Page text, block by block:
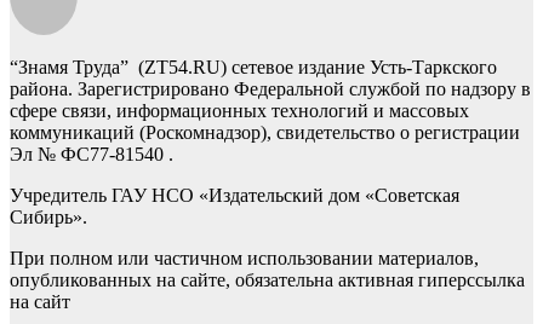
“Знамя Труда” (ZT54.RU) сетевое издание Усть-Таркского
района. Зарегистрировано Федеральной службой по надзору в
сфере связи, информационных технологий и массовых
коммуникаций (Роскомнадзор), свидетельство о регистрации
Эл № ФС77-81540 .
Учредитель ГАУ НСО «Издательский дом «Советская
Сибирь».
При полном или частичном использовании материалов,
опубликованных на сайте, обязательна активная гиперссылка
на сайт